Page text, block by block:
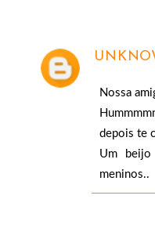
Nossa
depois te
Um
meninos..